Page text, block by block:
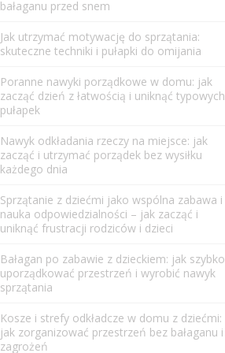
bałaganu przed snem
Jak utrzymać motywację do sprzątania:
skuteczne techniki i pułapki do omijania
Poranne nawyki porządkowe w domu: jak
zacząć dzień z łatwością i uniknąć typowych
pułapek
Nawyk odkładania rzeczy na miejsce: jak
zacząć i utrzymać porządek bez wysiłku
każdego dnia
Sprzątanie z dziećmi jako wspólna zabawa i
nauka odpowiedzialności – jak zacząć i
uniknąć frustracji rodziców i dzieci
Bałagan po zabawie z dzieckiem: jak szybko
uporządkować przestrzeń i wyrobić nawyk
sprzątania
Kosze i strefy odkładcze w domu z dziećmi:
jak zorganizować przestrzeń bez bałaganu i
zagrożeń